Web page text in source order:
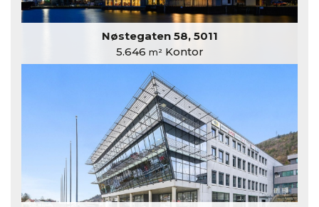
Nøstegaten 58, 5011
5.646 m²Kontor